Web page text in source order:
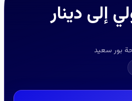
إلى دينار
بور سعيد